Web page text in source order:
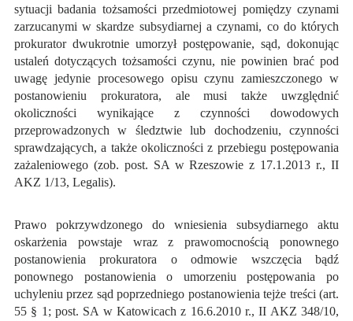
sytuacji badania tożsamości przedmiotowej pomiędzy czynami
zarzucanymi w skardze subsydiarnej a czynami, co do których
prokurator dwukrotnie umorzył postępowanie, sąd, dokonując
ustaleń dotyczących tożsamości czynu, nie powinien brać pod
uwagę jedynie procesowego opisu czynu zamieszczonego w
postanowieniu prokuratora, ale musi także uwzględnić
okoliczności wynikające z czynności dowodowych
przeprowadzonych w śledztwie lub dochodzeniu, czynności
sprawdzających, a także okoliczności z przebiegu postępowania
zażaleniowego (zob. post. SA w Rzeszowie z 17.1.2013 r., II
AKZ 1/13, Legalis).
Prawo pokrzywdzonego do wniesienia subsydiarnego aktu
oskarżenia powstaje wraz z prawomocnością ponownego
postanowienia prokuratora o odmowie wszczęcia bądź
ponownego postanowienia o umorzeniu postępowania po
uchyleniu przez sąd poprzedniego postanowienia tejże treści (art.
55 § 1; post. SA w Katowicach z 16.6.2010 r., II AKZ 348/10,